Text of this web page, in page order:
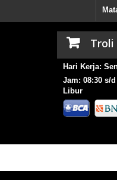
Troli
Hari Kerja:
Jam: 08:30 s/
Libur